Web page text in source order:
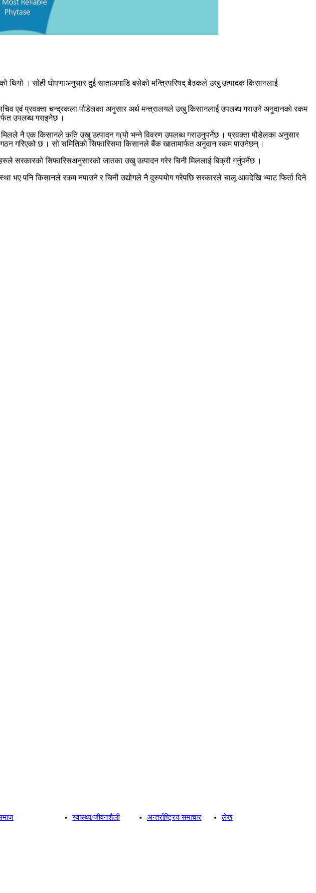
। सोही घोषणाअनुसार दुई साताअगाडि बसेको मन्त्रिपरिषद् बैठकले उखु उत्पादक किसानलाई
एवं प्रवक्ता चन्द्रकला पौडेलका अनुसार अर्थ मन्त्रालयले उखु किसानलाई उपलब्ध गराउने अनुदानको रकम
उपलब्ध गराइनेछ ।
मिलले नै एक किसानले कति उखु उत्पादन ग(यो भन्ने विवरण उपलब्ध गराउनुपर्नेछ । प्रवक्ता पौडेलका अनुसार
गरिएको छ । सो समितिको सिफारिसमा किसानले बैंक खातामार्फत अनुदान रकम पाउनेछन् ।
सरकारको सिफारिसअनुसारको जातका उखु उत्पादन गरेर चिनी मिललाई बिक्री गर्नुपर्नेछ ।
भए पनि किसानले रकम नपाउने र चिनी उद्योगले नै दुरुपयोग गरेपछि सरकारले चालू आवदेखि भ्याट फिर्ता दिने
स्वास्थ्य/जीवनशैली अन्तर्राष्ट्रिय समाचार लेख